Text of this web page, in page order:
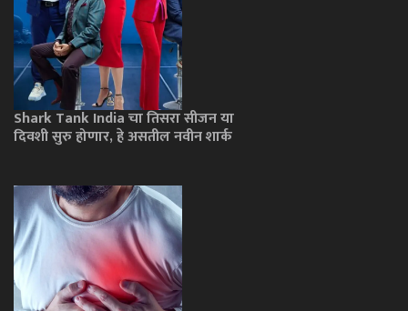
Shark Tank India चा तिसरा सीजन या
दिवशी सुरु होणार, हे असतील नवीन शार्क